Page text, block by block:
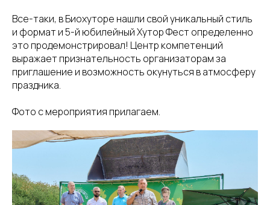
Все-таки, в Биохуторе нашли свой уникальный стиль
и формат и 5-й юбилейный Хутор Фест определенно
это продемонстрировал! Центр компетенций
выражает признательность организаторам за
приглашение и возможность окунуться в атмосферу
праздника.
Фото с мероприятия прилагаем.